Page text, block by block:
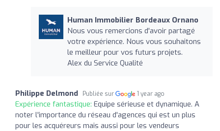
Human Immobilier Bordeaux Ornano
Nous vous remercions d'avoir partagé
votre expérience. Nous vous souhaitons
le meilleur pour vos futurs projets.
Alex du Service Qualité
Philippe Delmond Publiée sur 1 year ago
Expérience fantastique: Equipe sérieuse et dynamique. A
noter l'importance du réseau d'agences qui est un plus
pour les acquéreurs mais aussi pour les vendeurs